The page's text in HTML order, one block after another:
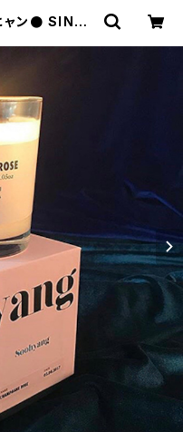
ン● SINGL